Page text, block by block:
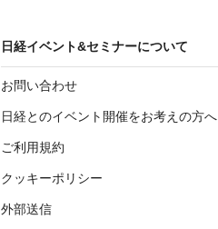
日経イベント&セミナーについて
お問い合わせ
日経とのイベント開催をお考えの方へ
ご利用規約
クッキーポリシー
外部送信